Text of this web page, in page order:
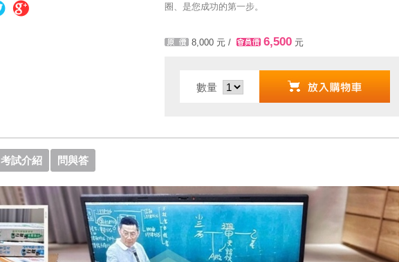
圈、是您成功的第一步。
8,000 元 / 6,500 元
數量
考試介紹 問與答